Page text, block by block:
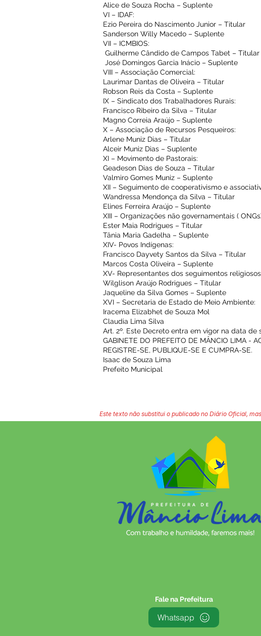
Alice de Souza Rocha – Suplente
VI – IDAF:
Ezio Pereira do Nascimento Junior – Titular
Sanderson Willy Macedo – Suplente
VII – ICMBIOS:
Guilherme Cândido de Campos Tabet – Titular
José Domingos Garcia Inácio – Suplente
VIII – Associação Comercial:
Laurimar Dantas de Oliveira – Titular
Robson Reis da Costa – Suplente
IX – Sindicato dos Trabalhadores Rurais:
Francisco Ribeiro da Silva – Titular
Magno Correia Araújo – Suplente
X – Associação de Recursos Pesqueiros:
Arlene Muniz Dias – Titular
Alceir Muniz Dias – Suplente
XI – Movimento de Pastorais:
Geadeson Dias de Souza – Titular
Valmiro Gomes Muniz – Suplente
XII – Seguimento de cooperativismo e
Wandressa Mendonça da Silva – Titular
Elines Ferreira Araújo – Suplente
XIII – Organizações não governamentais (
Ester Maia Rodrigues – Titular
Tânia Maria Gadelha – Suplente
XIV- Povos Indígenas:
Francisco Dayvety Santos da Silva – Titular
Marcos Costa Oliveira – Suplente
XV- Representantes dos seguimentos
Wilglison Araújo Rodrigues – Titular
Jaqueline da Silva Gomes – Suplente
XVI – Secretaria de Estado de Meio Ambiente:
Iracema Elizabhet de Souza Mol
Claudia Lima Silva
Art. 2º. Este Decreto entra em vigor na data
GABINETE DO PREFEITO DE MÂNCIO LIMA -
REGISTRE-SE, PUBLIQUE-SE E CUMPRA-SE.
Isaac de Souza Lima
Prefeito Municipal
Este texto não substitui o publicado no Diário Oficial,
Fale na Prefeitura
Whatsapp